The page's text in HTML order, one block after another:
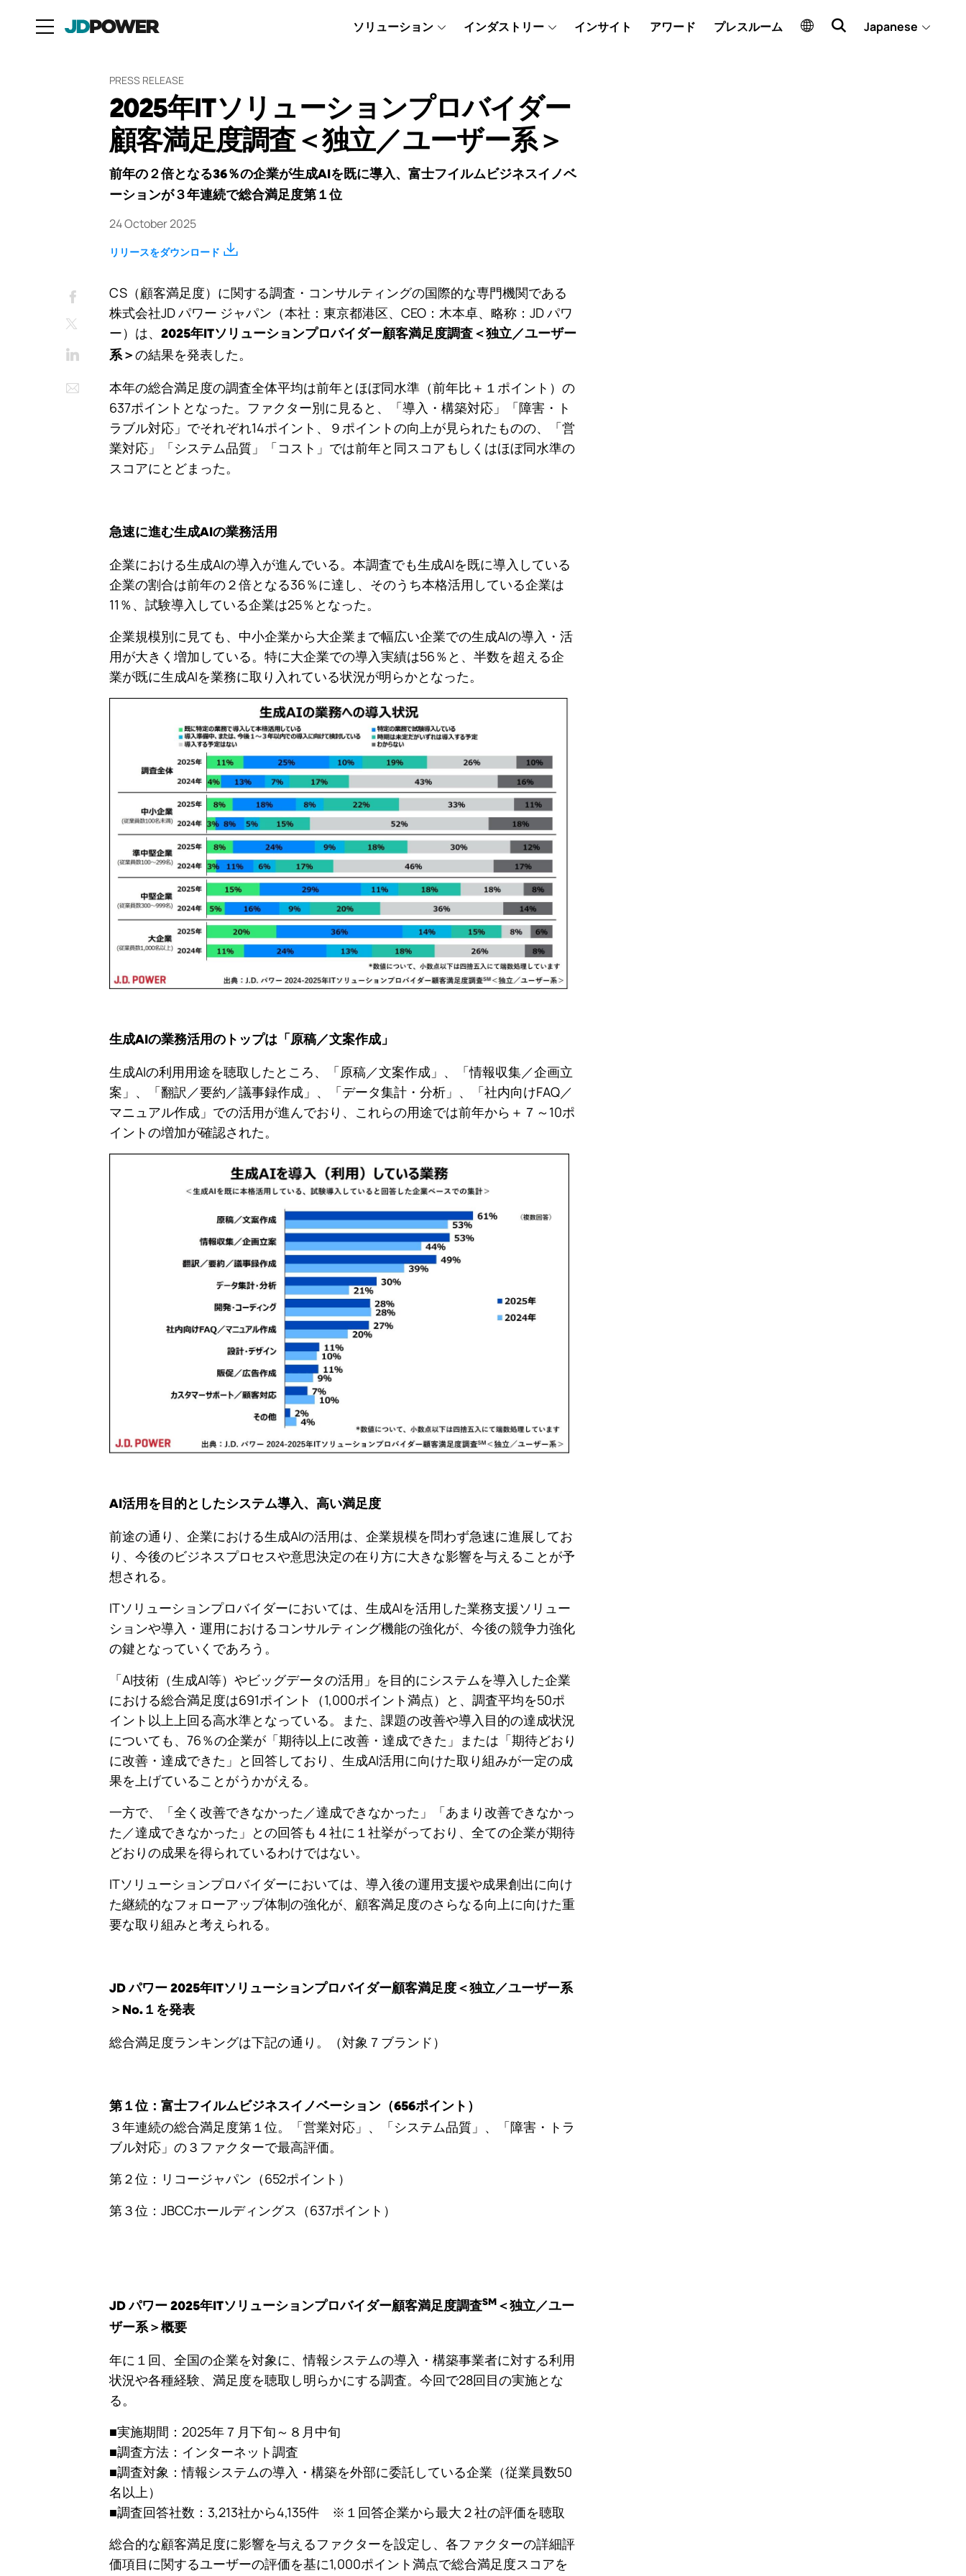
UTILITY
ソリューション インダストリー インサイト アワード プレスルーム Japanese
PRESS RELEASE
2025年ITソリューションプロバイダー
顧客満足度調査＜独立／ユーザー系＞
前年の２倍となる36％の企業が生成AIを既に導入、富士フイルムビジネスイノベ
ーションが３年連続で総合満足度第１位
24 October 2025
リリースをダウンロード
Facebook
Twitter
LinkedIn
Email
CS（顧客満足度）に関する調査・コンサルティングの国際的な専門機関である
株式会社JD パワー ジャパン（本社：東京都港区、CEO：木本卓、略称：JD パワ
ー）は、
2025年ITソリューションプロバイダー顧客満足度調査＜独立／ユーザー
系＞の結果を発表した。
本年の総合満足度の調査全体平均は前年とほぼ同水準（前年比＋１ポイント）の
637ポイントとなった。ファクター別に見ると、「導入・構築対応」「障害・ト
ラブル対応」でそれぞれ14ポイント、９ポイントの向上が見られたものの、「営
業対応」「システム品質」「コスト」では前年と同スコアもしくはほぼ同水準の
スコアにとどまった。
急速に進む生成AIの業務活用
企業における生成AIの導入が進んでいる。本調査でも生成AIを既に導入している
企業の割合は前年の２倍となる36％に達し、そのうち本格活用している企業は
11％、試験導入している企業は25％となった。
企業規模別に見ても、中小企業から大企業まで幅広い企業での生成AIの導入・活
用が大きく増加している。特に大企業での導入実績は56％と、半数を超える企
業が既に生成AIを業務に取り入れている状況が明らかとなった。
生成AIの業務活用のトップは「原稿／文案作成」
生成AIの利用用途を聴取したところ、「原稿／文案作成」、「情報収集／企画立
案」、「翻訳／要約／議事録作成」、「データ集計・分析」、「社内向けFAQ／
マニュアル作成」での活用が進んでおり、これらの用途では前年から＋７～10ポ
イントの増加が確認された。
AI活用を目的としたシステム導入、高い満足度
前途の通り、企業における生成AIの活用は、企業規模を問わず急速に進展してお
り、今後のビジネスプロセスや意思決定の在り方に大きな影響を与えることが予
想される。
ITソリューションプロバイダーにおいては、生成AIを活用した業務支援ソリュー
ションや導入・運用におけるコンサルティング機能の強化が、今後の競争力強化
の鍵となっていくであろう。
「AI技術（生成AI等）やビッグデータの活用」を目的にシステムを導入した企業
における総合満足度は691ポイント（1,000ポイント満点）と、調査平均を50ポ
イント以上上回る高水準となっている。また、課題の改善や導入目的の達成状況
についても、76％の企業が「期待以上に改善・達成できた」または「期待どおり
に改善・達成できた」と回答しており、生成AI活用に向けた取り組みが一定の成
果を上げていることがうかがえる。
一方で、「全く改善できなかった／達成できなかった」「あまり改善できなかっ
た／達成できなかった」との回答も４社に１社挙がっており、全ての企業が期待
どおりの成果を得られているわけではない。
ITソリューションプロバイダーにおいては、導入後の運用支援や成果創出に向け
た継続的なフォローアップ体制の強化が、顧客満足度のさらなる向上に向けた重
要な取り組みと考えられる。
JD パワー 2025年ITソリューションプロバイダー顧客満足度＜独立／ユーザー系
＞No.１を発表
総合満足度ランキングは下記の通り。（対象７ブランド）
第１位：富士フイルムビジネスイノベーション（656ポイント）
３年連続の総合満足度第１位。「営業対応」、「システム品質」、「障害・トラ
ブル対応」の３ファクターで最高評価。
第２位：リコージャパン（652ポイント）
第３位：JBCCホールディングス（637ポイント）
JD パワー 2025年ITソリューションプロバイダー顧客満足度調査SM ＜独立／ユー
ザー系＞概要
年に１回、全国の企業を対象に、情報システムの導入・構築事業者に対する利用
状況や各種経験、満足度を聴取し明らかにする調査。今回で28回目の実施とな
る。
■実施期間：2025年７月下旬～８月中旬
■調査方法：インターネット調査
■調査対象：情報システムの導入・構築を外部に委託している企業（従業員数50
名以上）
■調査回答社数：3,213社から4,135件 ※１回答企業から最大２社の評価を聴取
総合的な顧客満足度に影響を与えるファクターを設定し、各ファクターの詳細評
価項目に関するユーザーの評価を基に1,000ポイント満点で総合満足度スコアを